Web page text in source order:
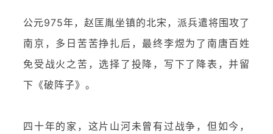
公元975年，赵匡胤坐镇的北宋，派兵遣将围攻了
南京，多日苦苦挣扎后，最终李煜为了南唐百姓
免受战火之苦，选择了投降，写下了降表，并留
下《破阵子》。
四十年的家，这片山河未曾有过战争，但如今，